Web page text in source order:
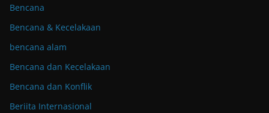
Bencana
Bencana & Kecelakaan
bencana alam
Bencana dan Kecelakaan
Bencana dan Konflik
Beriita Internasional